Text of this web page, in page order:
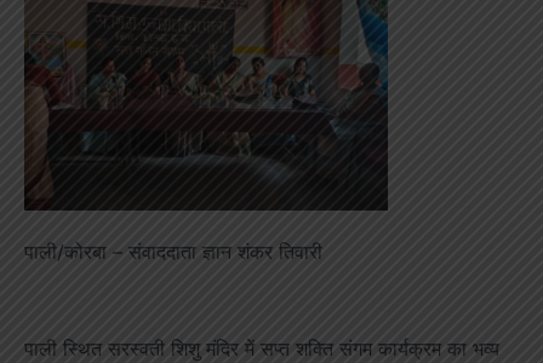
पाली/कोरबा – संवाददाता ज्ञान शंकर तिवारी
पाली स्थित सरस्वती शिशु मंदिर में सप्त शक्ति संगम कार्यक्रम का भव्य